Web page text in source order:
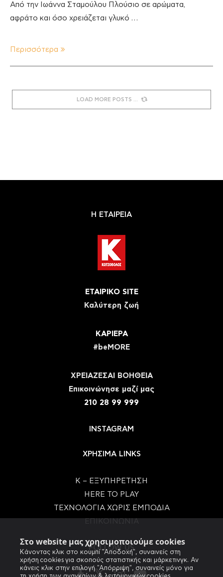
Στο website μας χρησιμοποιούμε cookies
Κάνοντας κλικ στο κουμπί "Αποδοχή", συναινείς στη
χρήση cookies για σκοπούς στατιστικής και μάρκετινγκ. Αν
κάνεις κλικ στην επιλογή "Απόρριψη", συναινείς μόνο για
Από την Ιωάννα Σταμούλου Πλούσιο σε αρώματα,
αφράτο και όσο χρειάζεται γλυκό …
Περισσότερα
LOAD MORE POSTS
Η ΕΤΑΙΡΕΙΑ
ΕΤΑΙΡΙΚΟ SITE
Καλύτερη ζωή
ΚΑΡΙΕΡΑ
#beMORE
ΧΡΕΙΑΖΕΣΑΙ ΒΟΗΘΕΙΑ
Eπικοινώνησε μαζί μας
210 28 99 999
INSTAGRAM
ΧΡΗΣΙΜΑ LINKS
Κ – ΕΞΥΠΗΡΕΤΗΣΗ
HERE TO PLAY
ΤΕΧΝΟΛΟΓΙΑ ΧΩΡΙΣ ΕΜΠΟΔΙΑ
FOLLOW US